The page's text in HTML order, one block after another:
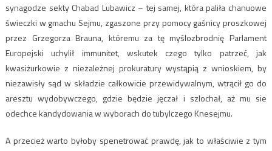
synagodze sekty Chabad Lubawicz – tej samej, która paliła chanuowe
świeczki w gmachu Sejmu, zgaszone przy pomocy gaśnicy proszkowej
przez Grzegorza Brauna, któremu za tę myślozbrodnię Parlament
Europejski uchylił immunitet, wskutek czego tylko patrzeć, jak
kwasiżurkowie z niezależnej prokuratury wystąpią z wnioskiem, by
niezawisły sąd w składzie całkowicie przewidywalnym, wtrącił go do
aresztu wydobywczego, gdzie będzie jęczał i szlochał, aż mu sie
odechce kandydowania w wyborach do tubylczego Knesejmu.
A przecież warto byłoby spenetrować prawdę, jak to właściwie z tym